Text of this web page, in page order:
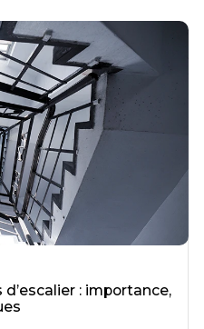
: importance,